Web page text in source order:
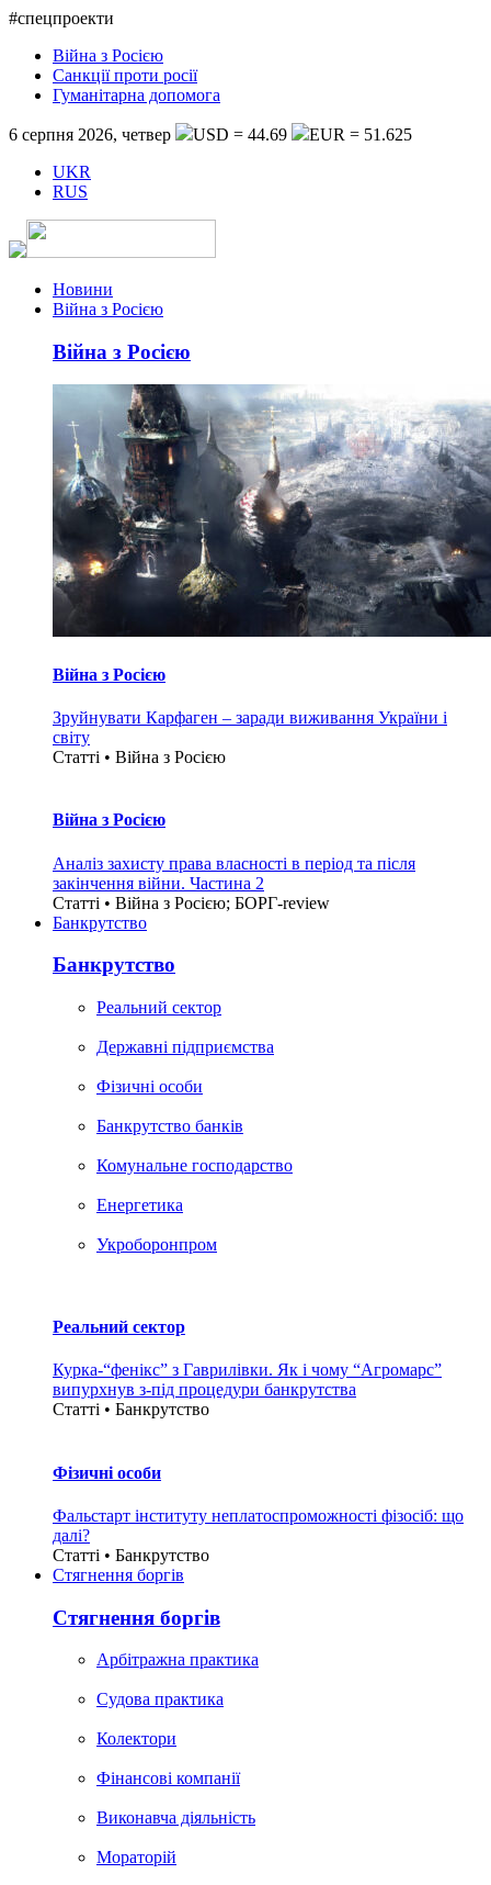
#спецпроекти
Війна з Росією
Санкції проти росії
Гуманітарна допомога
6 серпня 2026, четвер USD = 44.69
EUR = 51.625
UKR
RUS
Новини
Війна з Росією
Війна з Росією
Війна з Росією
Зруйнувати Карфаген – заради виживання України і
світу
Статті • Війна з Росією
Війна з Росією
Аналіз захисту права власності в період та після
закінчення війни. Частина 2
Статті • Війна з Росією; БОРГ-review
Банкрутство
Банкрутство
Реальний сектор
Державні підприємства
Фізичні особи
Банкрутство банків
Комунальне господарство
Енергетика
Укроборонпром
Реальний сектор
Курка-“фенікс” з Гаврилівки. Як і чому “Агромарс”
випурхнув з-під процедури банкрутства
Статті • Банкрутство
Фізичні особи
Фальстарт інституту неплатоспроможності фізосіб: що
далі?
Статті • Банкрутство
Стягнення боргiв
Стягнення боргiв
Арбітражна практика
Судова практика
Колектори
Фінансові компанії
Виконавча діяльність
Мораторій